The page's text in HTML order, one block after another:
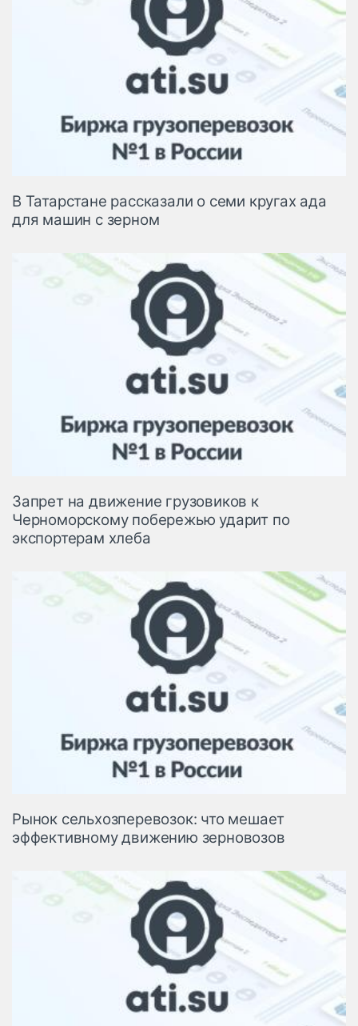
В Татарстане рассказали о семи кругах ада
для машин с зерном
Запрет на движение грузовиков к
Черноморскому побережью ударит по
экспортерам хлеба
Рынок сельхозперевозок: что мешает
эффективному движению зерновозов